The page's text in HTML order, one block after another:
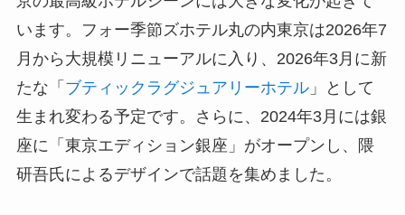
います。フォー季節ズホテル丸の内東京は2026年7
月から大規模リニューアルに入り、2026年3月に新
たな「 ブティックラグジュアリーホテル」として
生まれ変わる予定です。さらに、2024年3月には銀
座に「東京エディション銀座」がオープンし、隈
研吾氏によるデザインで話題を集めました。